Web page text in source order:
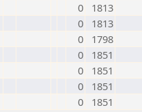
0
1813
0
1813
0
1798
0
1851
0
1851
0
1851
0 1851